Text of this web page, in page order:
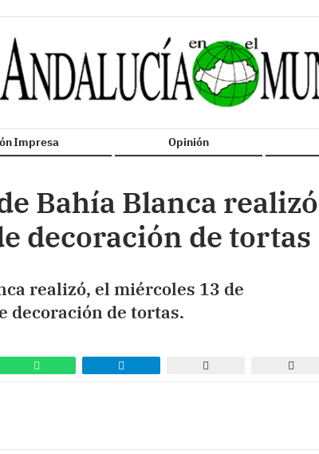
Impresa Opinión
Bahía Blanca realizó
decoración de tortas
realizó, el miércoles 13 de
decoración de tortas.